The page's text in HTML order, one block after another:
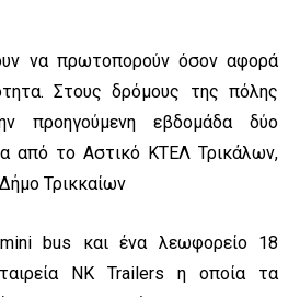
να πρωτοπορούν όσον αφορά
Στους δρόμους της πόλης
προηγούμενη εβδομάδα δύο
από το Αστικό ΚΤΕΛ Τρικάλων,
Τρικκαίων
bus και ένα λεωφορείο 18
NK Trailers η οποία τα